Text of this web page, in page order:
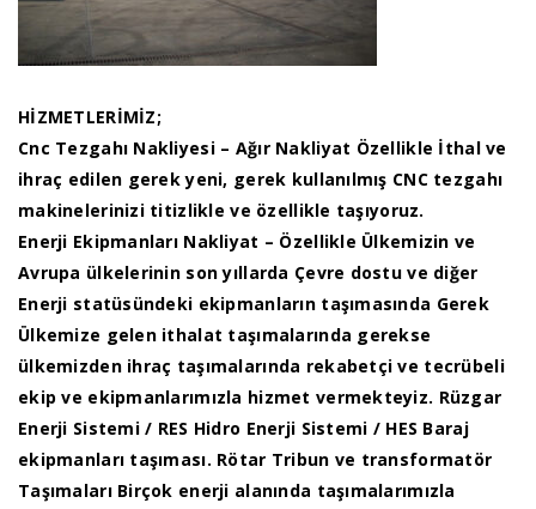
HİZMETLERİMİZ;
Cnc Tezgahı Nakliyesi – Ağır Nakliyat Özellikle İthal ve
ihraç edilen gerek yeni, gerek kullanılmış CNC tezgahı
makinelerinizi titizlikle ve özellikle taşıyoruz.
Enerji Ekipmanları Nakliyat – Özellikle Ülkemizin ve
Avrupa ülkelerinin son yıllarda Çevre dostu ve diğer
Enerji statüsündeki ekipmanların taşımasında Gerek
Ülkemize gelen ithalat taşımalarında gerekse
ülkemizden ihraç taşımalarında rekabetçi ve tecrübeli
ekip ve ekipmanlarımızla hizmet vermekteyiz. Rüzgar
Enerji Sistemi / RES Hidro Enerji Sistemi / HES Baraj
ekipmanları taşıması. Rötar Tribun ve transformatör
Taşımaları Birçok enerji alanında taşımalarımızla